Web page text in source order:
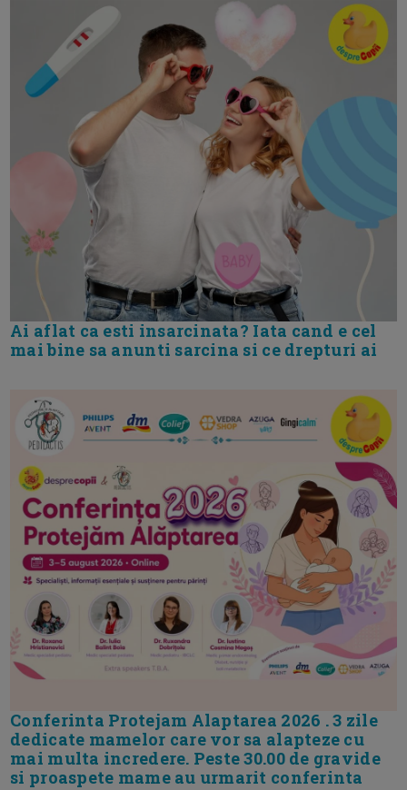
Ai aflat ca esti insarcinata? Iata cand e cel
mai bine sa anunti sarcina si ce drepturi ai
Conferinta Protejam Alaptarea 2026 . 3 zile
dedicate mamelor care vor sa alapteze cu
mai multa incredere. Peste 30.00 de gravide
si proaspete mame au urmarit conferinta